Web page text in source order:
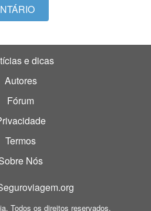
e dicas
Autores
Fórum
Termos
Nós
Todos os direitos reservados.